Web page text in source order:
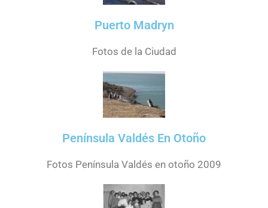
Puerto Madryn
Fotos de la Ciudad
Península Valdés En Otoño
Fotos Península Valdés en otoño 2009